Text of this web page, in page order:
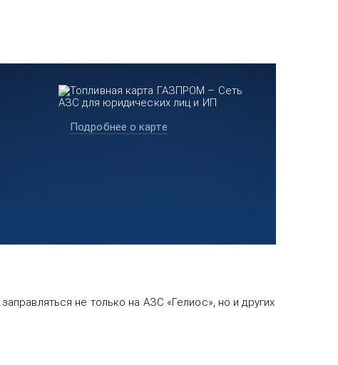
Подробнее о карте
не только на АЗС «Гелиос», но и других